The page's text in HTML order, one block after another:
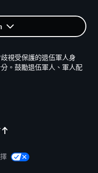
視受保護的退伍軍人身
。鼓勵退伍軍人、軍人配